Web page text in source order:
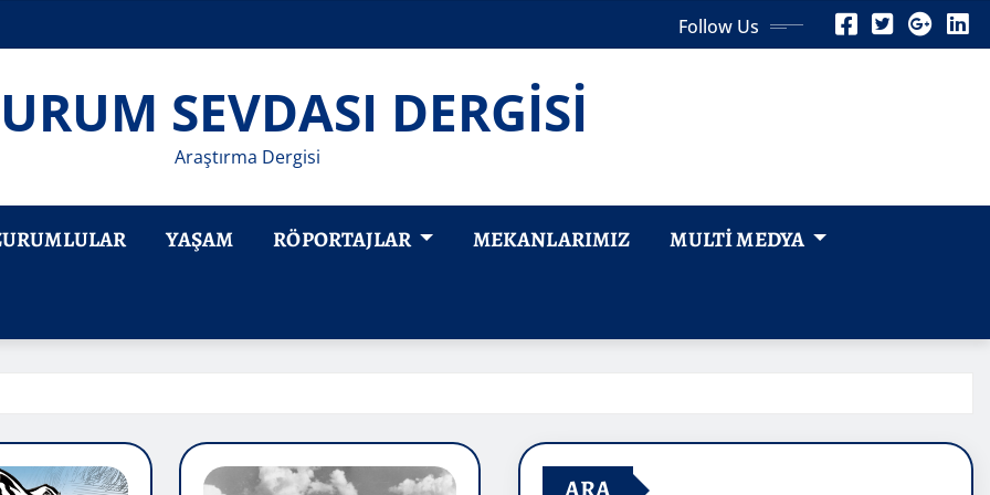
Follow Us
SEVDASI DERGİSİ
Araştırma Dergisi
YAŞAM RÖPORTAJLAR MEKANLARIMIZ MULTI MEDYA